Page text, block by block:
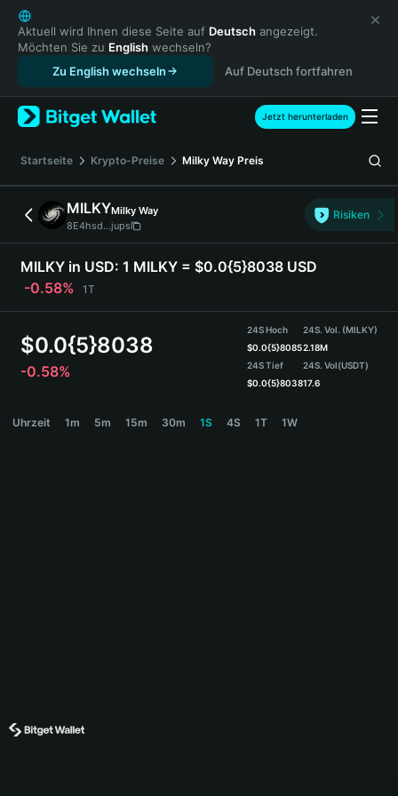
English
日本語
Tiếng Việt
Русский
Español (Latinoamérica)
Türkçe
Français
Deutsch
简体中文
繁體中文
Português (Portugal)
Bahasa Indonesia
ภาษาไทย
हिन्दी
Español
Português (Brasil)
Aktuell wird Ihnen diese Seite auf Deutsch angezeigt.
Möchten Sie zu English wechseln?
Zu English wechseln
Auf Deutsch fortfahren
Jetzt herunterladen
Startseite Krypto-Preise Milky Way Preis
MILKYMilky Way
8E4hsd...jups
Risiken
MILKY in USD: 1 MILKY = $0.0{5}8038 USD
-0.58%
1T
$0.0{5}8038
-0.58%
24S Hoch
$0.0{5}8085
24S Tief
$0.0{5}8038
24S. Vol. (MILKY)
2.18M
24S. Vol(USDT)
17.6
Uhrzeit 1m 5m 15m 30m 1S 4S 1T 1W